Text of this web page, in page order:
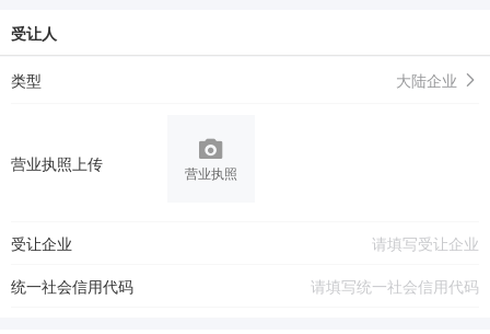
受让人
类型 大陆企业
营业执照上传 营业执照
受让企业
统一社会信用代码